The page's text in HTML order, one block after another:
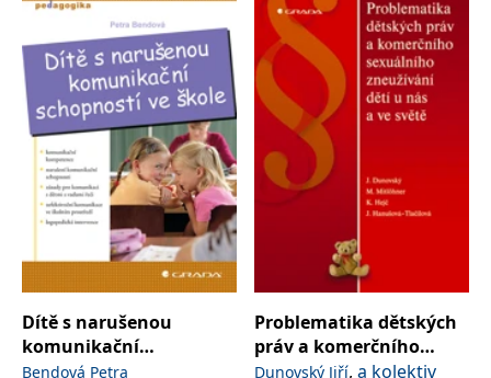
Dítě s narušenou
komunikační
schopností ve škole
Bendová Petra
Problematika dětských
práv a komerčního
sexuálního zneužívání
Dunovský Jiří, a kolektiv